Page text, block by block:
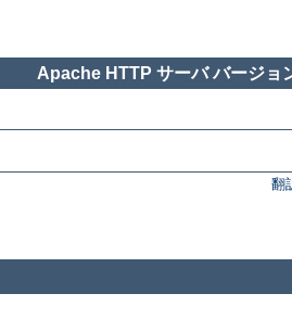
Apache HTTP サーバ バージョ
翻